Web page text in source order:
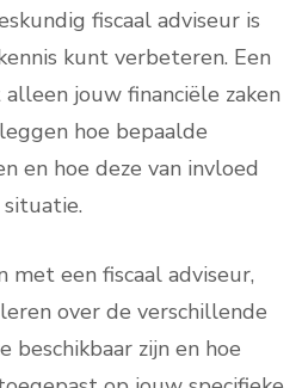
fiscaal adviseur is
kunt verbeteren. Een
jouw financiële zaken
hoe bepaalde
en hoe deze van invloed
met een fiscaal adviseur,
over de verschillende
beschikbaar zijn en hoe